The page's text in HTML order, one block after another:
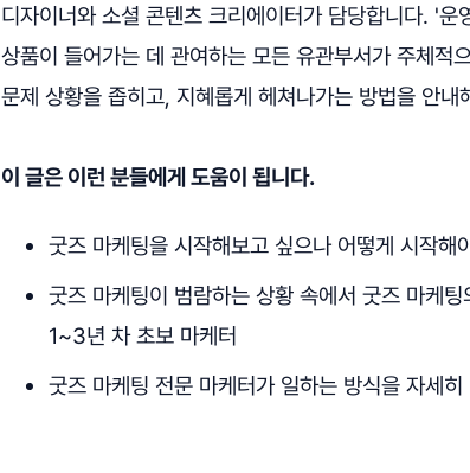
디자이너와 소셜 콘텐츠 크리에이터가 담당합니다. '
상품이 들어가는 데 관여하는 모든 유관부서가 주체적
문제 상황을 좁히고, 지혜롭게 헤쳐나가는 방법을 안내
이 글은 이런 분들에게 도움이 됩니다.
굿즈 마케팅을 시작해보고 싶으나 어떻게 시작해
굿즈 마케팅이 범람하는 상황 속에서 굿즈 마케
1~3년 차 초보 마케터
굿즈 마케팅 전문 마케터가 일하는 방식을 자세히